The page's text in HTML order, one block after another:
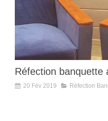
Réfection banquette
20 Fév 2019 Réfection